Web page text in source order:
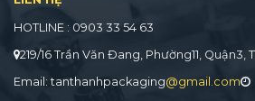
HOTLINE : 0903 33 54 63
219/16 Trần Văn Đang, Phường11, Quận3,
Email: tanthanhpackaging@gmail.com